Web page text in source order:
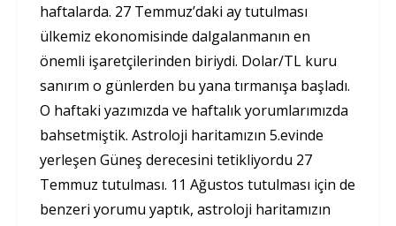
haftalarda. 27 Temmuz’daki ay tutulması
ülkemiz ekonomisinde dalgalanmanın en
önemli işaretçilerinden biriydi. Dolar/TL kuru
sanırım o günlerden bu yana tırmanışa başladı.
O haftaki yazımızda ve haftalık yorumlarımızda
bahsetmiştik. Astroloji haritamızın 5.evinde
yerleşen Güneş derecesini tetikliyordu 27
Temmuz tutulması. 11 Ağustos tutulması için de
benzeri yorumu yaptık, astroloji haritamızın